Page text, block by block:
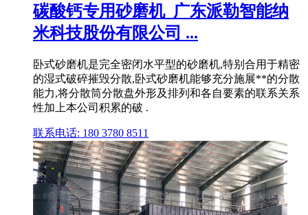
碳酸钙专用砂磨机_广东派勒智能纳
米科技股份有限公司 ...
卧式砂磨机是完全密闭水平型的砂磨机,特别合用于精密
的湿式破碎摧毁分散,卧式砂磨机能够充分施展**的分散
能力,将分散筒分散盘外形及排列和各自要素的联系关系
性加上本公司积累的破 .
联系电话: 180 3780 8511